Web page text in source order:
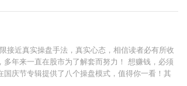
接近真实操盘手法，真实心态，相信读者必有所收
年来一直在股市为了解套而努力！ 想赚钱，必须
庆节专辑提供了八个操盘模式，值得你一看！其